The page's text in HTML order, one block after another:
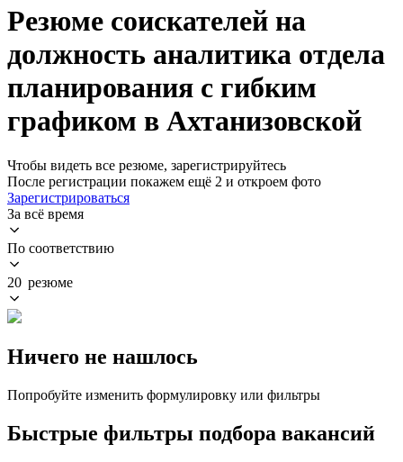
Резюме соискателей на
должность аналитика отдела
планирования с гибким
графиком в Ахтанизовской
Чтобы видеть все резюме, зарегистрируйтесь
После регистрации покажем ещё 2 и откроем фото
Зарегистрироваться
За всё время
По соответствию
20 резюме
Ничего не нашлось
Попробуйте изменить формулировку или фильтры
Быстрые фильтры подбора вакансий